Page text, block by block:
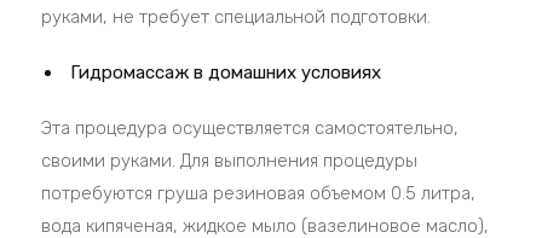
руками, не требует специальной подготовки.
Гидромассаж в домашних условиях
Эта процедура осуществляется самостоятельно,
своими руками. Для выполнения процедуры
потребуются груша резиновая объемом 0.5 литра,
вода кипяченая, жидкое мыло (вазелиновое масло),